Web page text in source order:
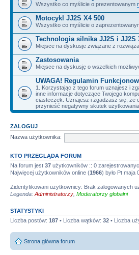
Wszystko co myślicie o prezentowanym
Motocykl JJ2S X4 500
Wszystko co myślicie o
Technologia silnika JJ2S i JJ2S
Miejsce na dyskusje związane z
Zastosowania
Miejsce na dyskusję o wszelkich
UWAGA! Regulamin
1. Korzystając z tego forum uznajesz i
inne informacje dotyczące Twojego
ciasteczek. Uznajesz i zgadzasz się, że
przynieść negatywny skutek
ZALOGUJ
Nazwa użytkownika:
KTO PRZEGLĄDA FORUM
Na forum jest 37 użytkowników :: 0
Najwięcej użytkowników online (1966) było Pt maja
Zidentyfikowani użytkownicy: Brak zalogowanych
Legenda: Administratorzy Moderatorzy globalni
STATYSTYKI
Liczba postów: 187 • Liczba wątków: 32 • Liczba
Strona główna forum